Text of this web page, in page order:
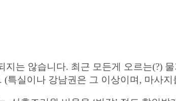
는 않습니다. 최근 모든게 오르는(?)
특실이나 강남권은 그 이상이며, 마사